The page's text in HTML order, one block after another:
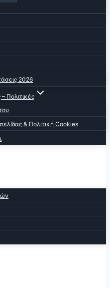
2026
Πολιτικές
& Πολιτική Cookies